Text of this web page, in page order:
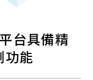
台具備精
功能